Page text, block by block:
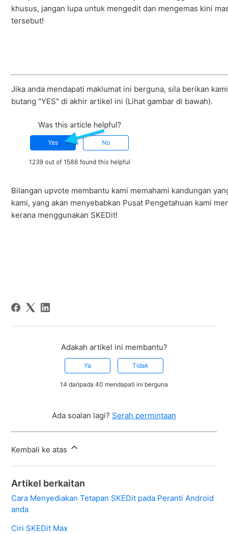
khusus, jangan lupa untuk mengedit dan mengemas kini
tersebut!
Jika anda mendapati maklumat ini berguna, sila berikan
butang "YES" di akhir artikel ini (Lihat gambar di bawah).
Bilangan upvote membantu kami memahami kandungan
kami, yang akan menyebabkan Pusat Pengetahuan kami
kerana menggunakan SKEDit!
Adakah artikel ini membantu?
Ya Tidak
14 daripada 40 mendapati ini berguna
Ada soalan lagi? Serah permintaan
Kembali ke atas
Artikel berkaitan
Cara Menyediakan Tetapan SKEDit pada Peranti Android
anda
Ciri SKEDit Max